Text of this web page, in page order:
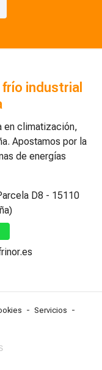
industrial
en climatización,
Apostamos por la
de energías
D8 - 15110
- Servicios -